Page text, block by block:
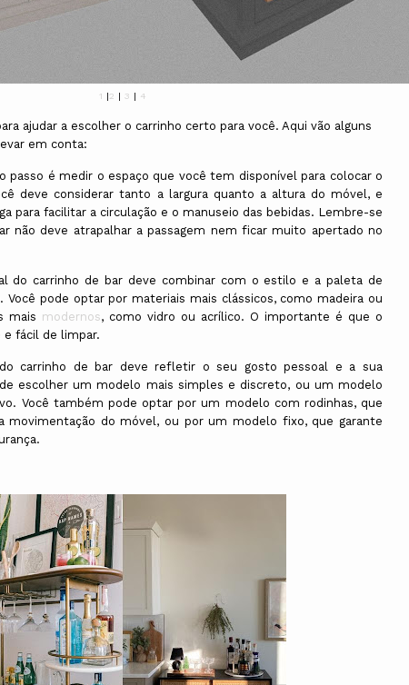
1 |2 | 3 | 4
ajudar a escolher o carrinho certo para você. Aqui vão alguns
em conta:
passo é medir o espaço que você tem disponível para colocar o
deve considerar tanto a largura quanto a altura do móvel, e
para facilitar a circulação e o manuseio das bebidas. Lembre-se
não deve atrapalhar a passagem nem ficar muito apertado no
do carrinho de bar deve combinar com o estilo e a paleta de
Você pode optar por materiais mais clássicos, como madeira ou
mais modernos, como vidro ou acrílico. O importante é que o
fácil de limpar.
carrinho de bar deve refletir o seu gosto pessoal e a sua
escolher um modelo mais simples e discreto, ou um modelo
Você também pode optar por um modelo com rodinhas, que
movimentação do móvel, ou por um modelo fixo, que garante